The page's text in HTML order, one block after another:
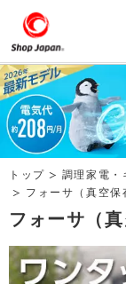
トゥルースリ
掃除機
トップ 調理家電・
フォーサ（真空保
フォーサ（